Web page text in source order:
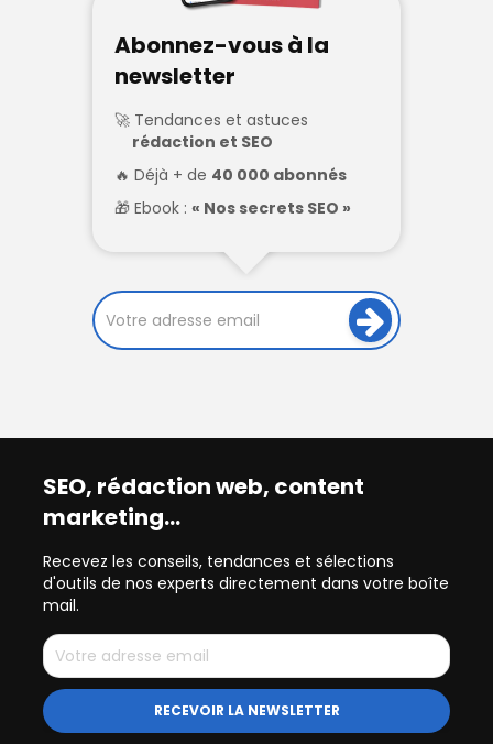
Abonnez-vous à la
newsletter
Tendances et astuces
rédaction et SEO
Déjà + de 40 000 abonnés
Ebook : « Nos secrets SEO »
SEO, rédaction web, content
marketing…
Recevez les conseils, tendances et sélections
d'outils de nos experts directement dans votre boîte
mail.